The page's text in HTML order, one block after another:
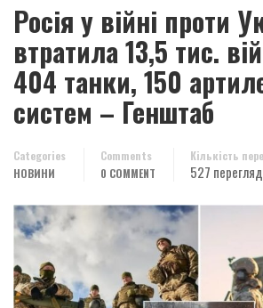
Росія у війні проти
втратила 13,5 тис.
404 танки, 150
систем – Генштаб
Categories
НОВИНИ
Comments
0 COMMENT
Кількість
527